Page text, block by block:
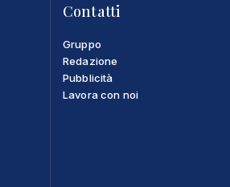
Contatti
Gruppo
Redazione
Pubblicità
Lavora con noi